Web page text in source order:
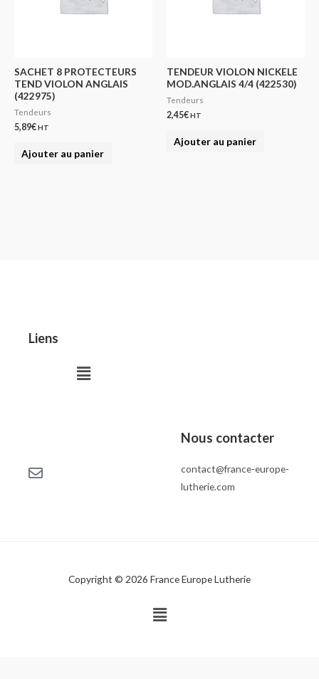
SACHET 8 PROTECTEURS
TEND VIOLON ANGLAIS
(422975)
Tendeurs
5,89€HT
Ajouter au panier
TENDEUR VIOLON NICKELE
MOD.ANGLAIS 4/4 (422530)
Tendeurs
2,45€HT
Ajouter au panier
Liens
Menu
Nous contacter
contact@france-europe-
lutherie.com
Copyright © 2026 France Europe Lutherie
Menu